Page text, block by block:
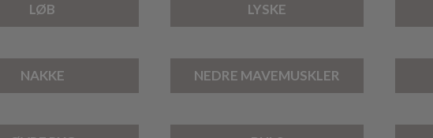
LØB LYSKE
NAKKE NEDRE MAVEMUSKLER